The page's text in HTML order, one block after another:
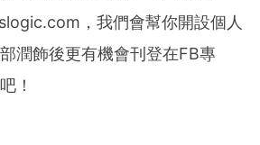
，我們會幫你開設個人
潤飾後更有機會刊登在FB專
！